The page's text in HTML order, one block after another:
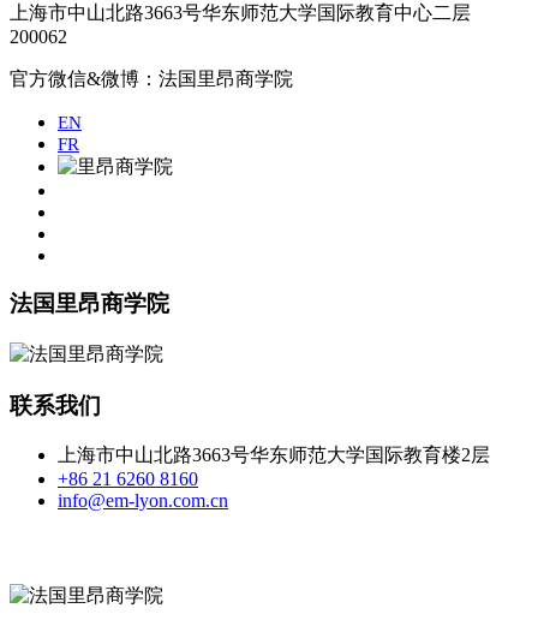
上海市中山北路3663号华东师范大学国际教育中心二层
200062
官方微信&微博：法国里昂商学院
EN
FR
法国里昂商学院
联系我们
上海市中山北路3663号华东师范大学国际教育楼2层
+86 21 6260 8160
info@em-lyon.com.cn